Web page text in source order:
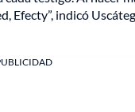
Efecty”, indicó